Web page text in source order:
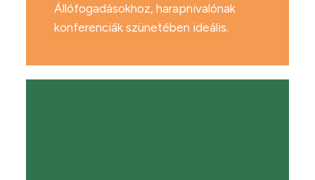
Állófogadásokhoz, harapnivalónak
konferenciák szünetében ideális.